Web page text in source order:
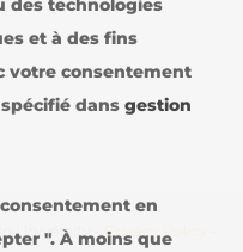
University - Privacy Policy
des technologies
et à des fins
votre consentement
dans gestion
en
". À moins que